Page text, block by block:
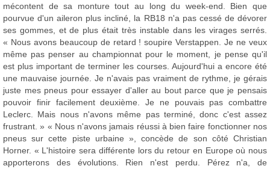
mécontent de sa monture tout au long du week-end. Bien que
pourvue d'un aileron plus incliné, la RB18 n'a pas cessé de dévorer
ses gommes, et de plus était très instable dans les virages serrés.
« Nous avons beaucoup de retard ! soupire Verstappen. Je ne veux
même pas penser au championnat pour le moment, je pense qu'il
est plus important de terminer les courses. Aujourd'hui a encore été
une mauvaise journée. Je n'avais pas vraiment de rythme, je gérais
juste mes pneus pour essayer d'aller au bout parce que je pensais
pouvoir finir facilement deuxième. Je ne pouvais pas combattre
Leclerc. Mais nous n'avons même pas terminé, donc c'est assez
frustrant. » « Nous n'avons jamais réussi à bien faire fonctionner nos
pneus sur cette piste urbaine », concède de son côté Christian
Horner. « L'histoire sera différente lors du retour en Europe où nous
apporterons des évolutions. Rien n'est perdu. Pérez n'a, de